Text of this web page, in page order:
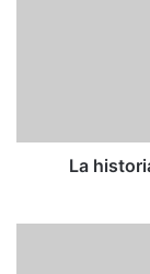
imágenes
La